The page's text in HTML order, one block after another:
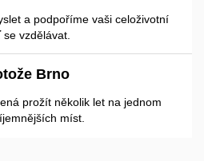
a podpoříme vaši celoživotní
se vzdělávat.
Brno
prožít několik let na jednom
míst.